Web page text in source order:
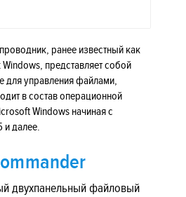
ранее известный как
представляет собой
для управления файлами,
в состав операционной
Windows начиная с
и далее.
двухпанельный файловый